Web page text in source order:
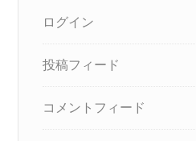
ログイン
投稿フィード
コメントフィード